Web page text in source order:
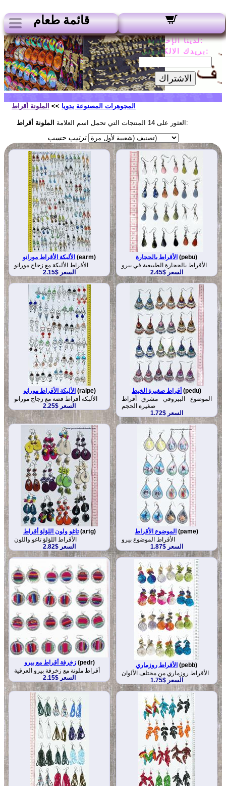
قائمة طعام
لدينا الإخبارية:
بريدك الالكتروني:
الاشتراك
المجوهرات المصنوعة يدويا >> الملونة أقراط
العثور على 14 المنتجات التي تحمل اسم العلامة الملونة أقراط :
ترتيب حسب
الألبكة الأقراط مورانو (earm)
الأقراط الألبكة مع زجاج مورانو
السعر $2.15
الأقراط بالحجارة (pebu)
الأقراط بالحجارة الطبيعية في بيرو
السعر $2.45
الألبكة الأقراط مورانو (ralpe)
الألبكة أقراط فضة مع زجاج مورانو
السعر $2.25
أقراط صغيرة الخيط (pedu)
الموضوع البيروفي مشرق أقراط
صغيرة الحجم
السعر $1.72
تاغو ولون اللؤلؤ أقراط(artg)
الأقراط اللؤلؤ تاغو واللون
السعر $2.82
الموضوع الأقراط (pame)
الأقراط الموضوع بيرو
السعر $1.87
زخرفة أقراط مع بيرو(pedr)
أقراط ملونة مع زخرفة بيرو العرقية
السعر $2.15
الأقراط روزماري (pebb)
الأقراط روزماري من مختلف الألوان
السعر $1.75